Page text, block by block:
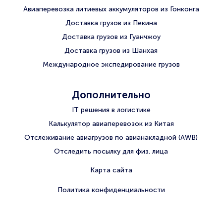
Авиаперевозка литиевых аккумуляторов из Гонконга
Доставка грузов из Пекина
Доставка грузов из Гуанчжоу
Доставка грузов из Шанхая
Международное экспедирование грузов
Дополнительно
IT решения в логистике
Калькулятор авиаперевозок из Китая
Отслеживание авиагрузов по авианакладной (AWB)
Отследить посылку для физ. лица
Карта сайта
Политика конфиденциальности